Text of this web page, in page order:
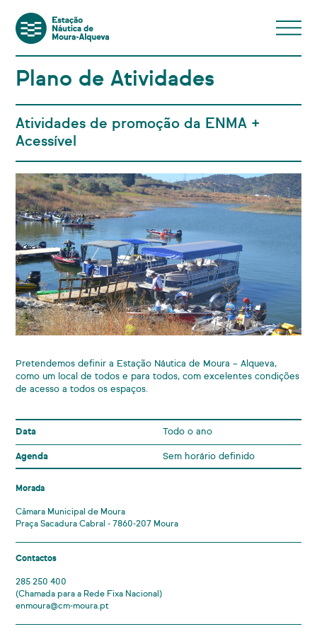
Plano de Atividades
Atividades de promoção da ENMA +
Acessível
Pretendemos definir a Estação Náutica de Moura – Alqueva,
como um local de todos e para todos, com excelentes condições
de acesso a todos os espaços.
Data Todo o ano
Agenda Sem horário definido
Morada
Câmara Municipal de Moura
Praça Sacadura Cabral - 7860-207 Moura
Contactos
285 250 400
(Chamada para a Rede Fixa Nacional)
enmoura@cm-moura.pt